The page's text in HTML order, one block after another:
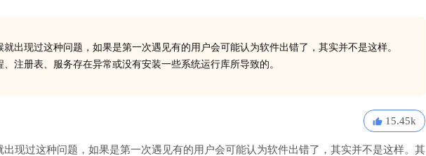
出现过这种问题，如果是第一次遇见有的用户会可能认为软件出错了，其实并不是这样。
注册表、服务存在异常或没有安装一些系统运行库所导致的。
15.45k
现过这种问题，如果是第一次遇见有的用户会可能认为软件出错了，其实并不是这样。其